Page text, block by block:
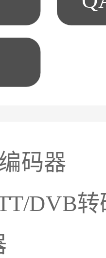
码器
DVB转